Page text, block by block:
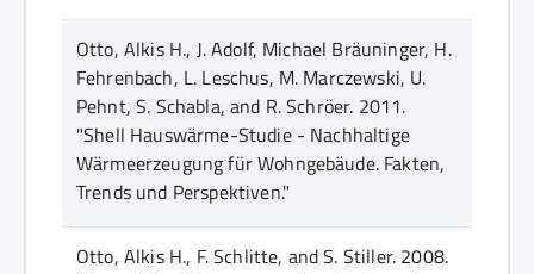
Otto, Alkis H., J. Adolf, Michael Bräuninger, H.
Fehrenbach, L. Leschus, M. Marczewski, U.
Pehnt, S. Schabla, and R. Schröer. 2011.
"Shell Hauswärme-Studie - Nachhaltige
Wärmeerzeugung für Wohngebäude. Fakten,
Trends und Perspektiven."
Otto, Alkis H., F. Schlitte, and S. Stiller. 2008.